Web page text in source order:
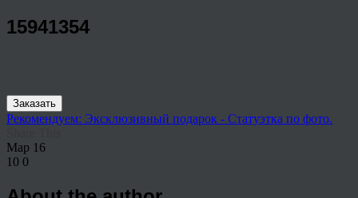
15941354
Заказать
Рекомендуем: Эксклюзивный подарок - Статуэтка по фото.
Мар 16
10 0